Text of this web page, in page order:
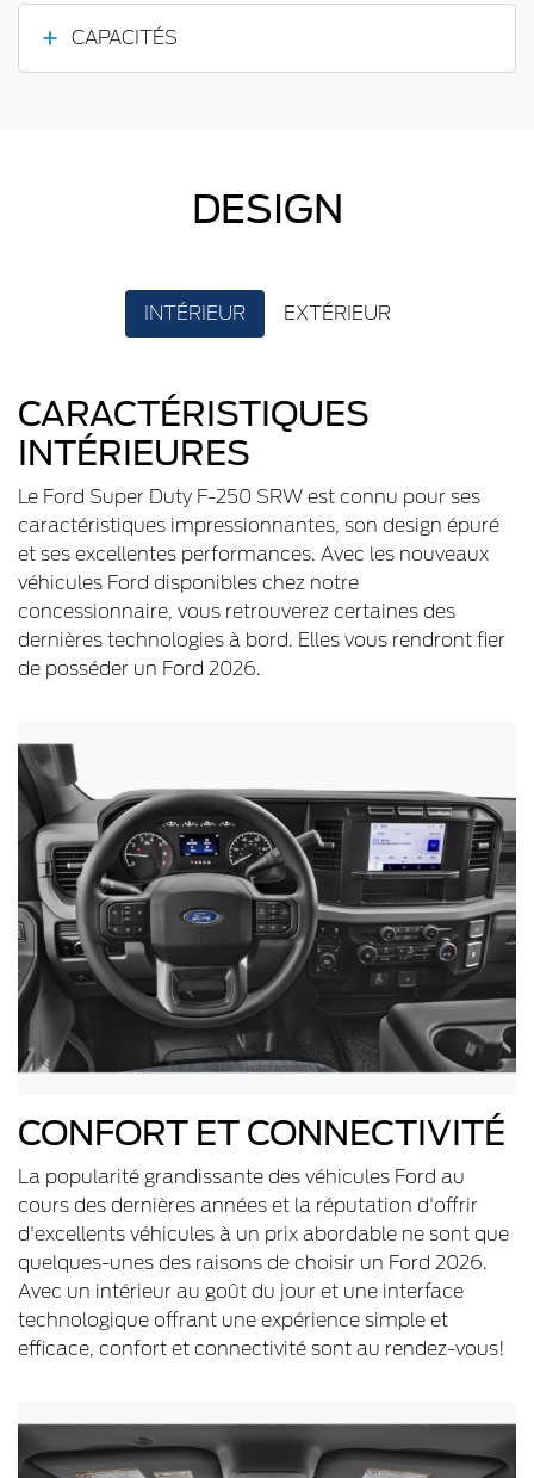
CAPACITÉS
DESIGN
INTÉRIEUR EXTÉRIEUR
CARACTÉRISTIQUES
INTÉRIEURES
Le Ford Super Duty F-250 SRW est connu pour ses
caractéristiques impressionnantes, son design épuré
et ses excellentes performances. Avec les nouveaux
véhicules Ford disponibles chez notre
concessionnaire, vous retrouverez certaines des
dernières technologies à bord. Elles vous rendront fier
de posséder un Ford 2026.
CONFORT ET CONNECTIVITÉ
La popularité grandissante des véhicules Ford au
cours des dernières années et la réputation d'offrir
d'excellents véhicules à un prix abordable ne sont que
quelques-unes des raisons de choisir un Ford 2026.
Avec un intérieur au goût du jour et une interface
technologique offrant une expérience simple et
efficace, confort et connectivité sont au rendez-vous!